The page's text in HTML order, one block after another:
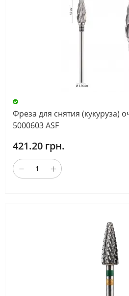
Фреза для снятия (кукуруза)
5000603 ASF
421.20 грн.